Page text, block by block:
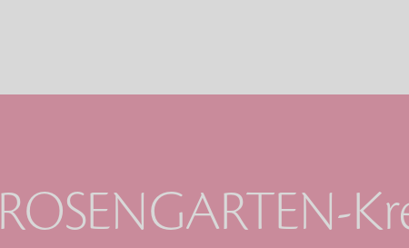
ROSENGARTEN-